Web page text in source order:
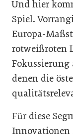
Und hier
Spiel.
Europa-
rotweißroten
denen die
Für diese
Innovationen